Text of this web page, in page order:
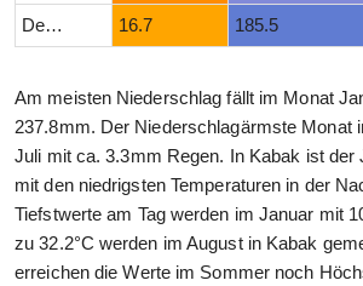
Dezember 16.7 185.5
Am meisten Niederschlag fällt im Monat
237.8mm. Der Niederschlagärmste Monat
Juli mit ca. 3.3mm Regen. In Kabak ist der
mit den niedrigsten Temperaturen in der
Tiefstwerte am Tag werden im Januar mit
zu 32.2°C werden im August in Kabak
erreichen die Werte im Sommer noch